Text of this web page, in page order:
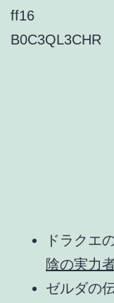
ff16
B0C3QL3CHR
ドラクエ
陰の実力
ゼルダの